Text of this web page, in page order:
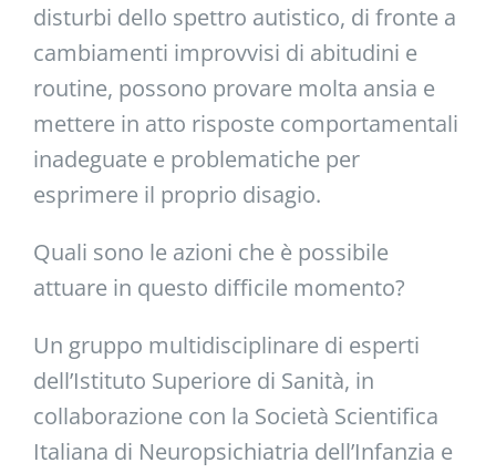
disturbi dello spettro autistico, di fronte a
cambiamenti improvvisi di abitudini e
routine, possono provare molta ansia e
mettere in atto risposte comportamentali
inadeguate e problematiche per
esprimere il proprio disagio.
Quali sono le azioni che è possibile
attuare in questo difficile momento?
Un gruppo multidisciplinare di esperti
dell’Istituto Superiore di Sanità, in
collaborazione con la Società Scientifica
Italiana di Neuropsichiatria dell’Infanzia e